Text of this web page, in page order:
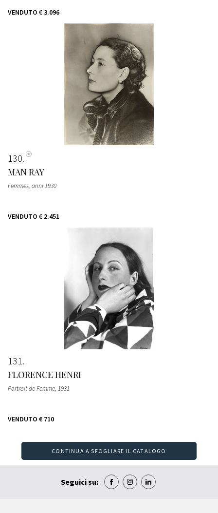
VENDUTO € 3.096
130
MAN RAY
Femmes, anni 1930
VENDUTO € 2.451
131
FLORENCE HENRI
Portrait de Femme, 1931
VENDUTO € 710
CONTINUA A SFOGLIARE IL CATALOGO
Seguici su: